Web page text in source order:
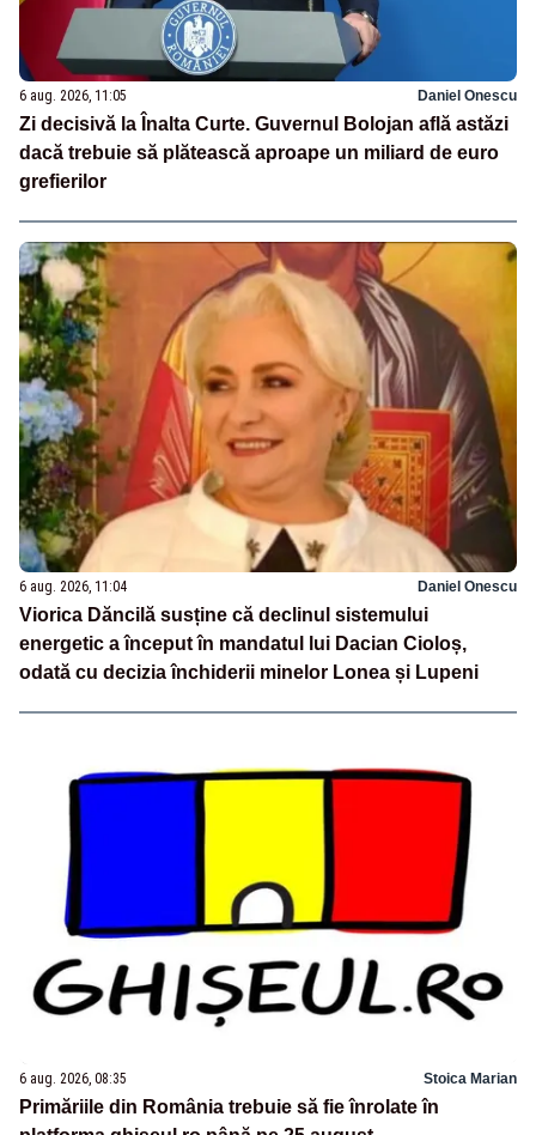
6 aug. 2026, 11:05 Daniel Onescu
Zi decisivă la Înalta Curte. Guvernul Bolojan află astăzi
dacă trebuie să plătească aproape un miliard de euro
grefierilor
6 aug. 2026, 11:04 Daniel Onescu
Viorica Dăncilă susține că declinul sistemului
energetic a început în mandatul lui Dacian Cioloș,
odată cu decizia închiderii minelor Lonea și Lupeni
6 aug. 2026, 08:35 Stoica Marian
Primăriile din România trebuie să fie înrolate în